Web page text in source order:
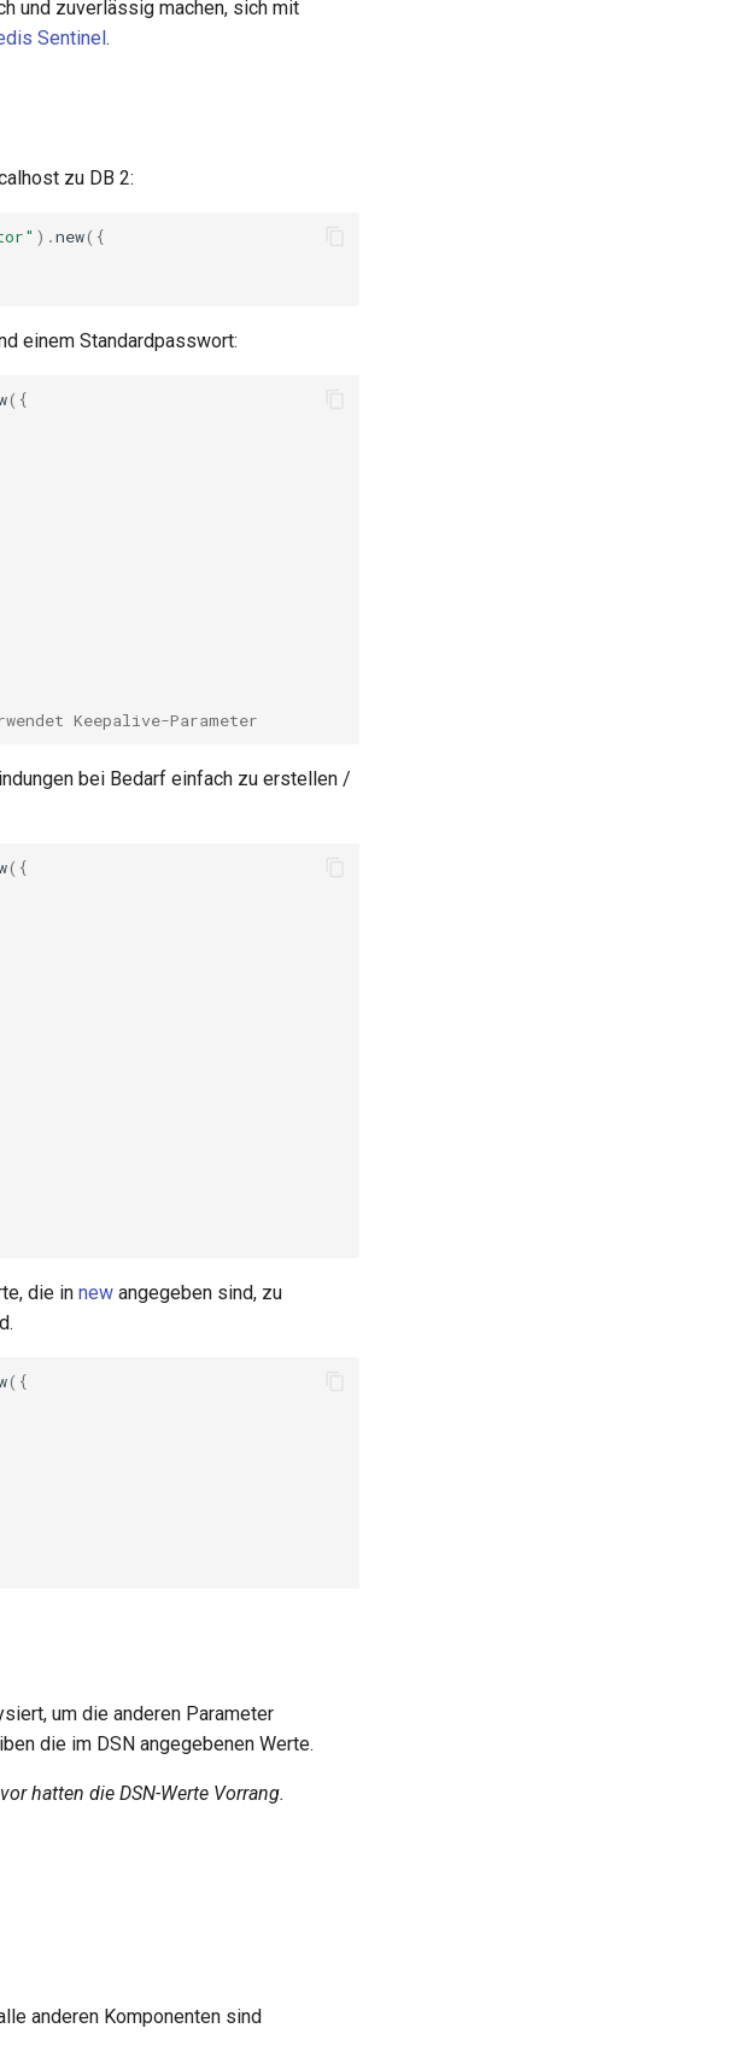
und zuverlässig machen, sich mit
Sentinel.
zu DB 2:
).new({
einem Standardpasswort:
({
Keepalive-Parameter
bei Bedarf einfach zu erstellen /
({
die in new angegeben sind, zu
({
um die anderen Parameter
die im DSN angegebenen Werte.
hatten die DSN-Werte Vorrang.
anderen Komponenten sind